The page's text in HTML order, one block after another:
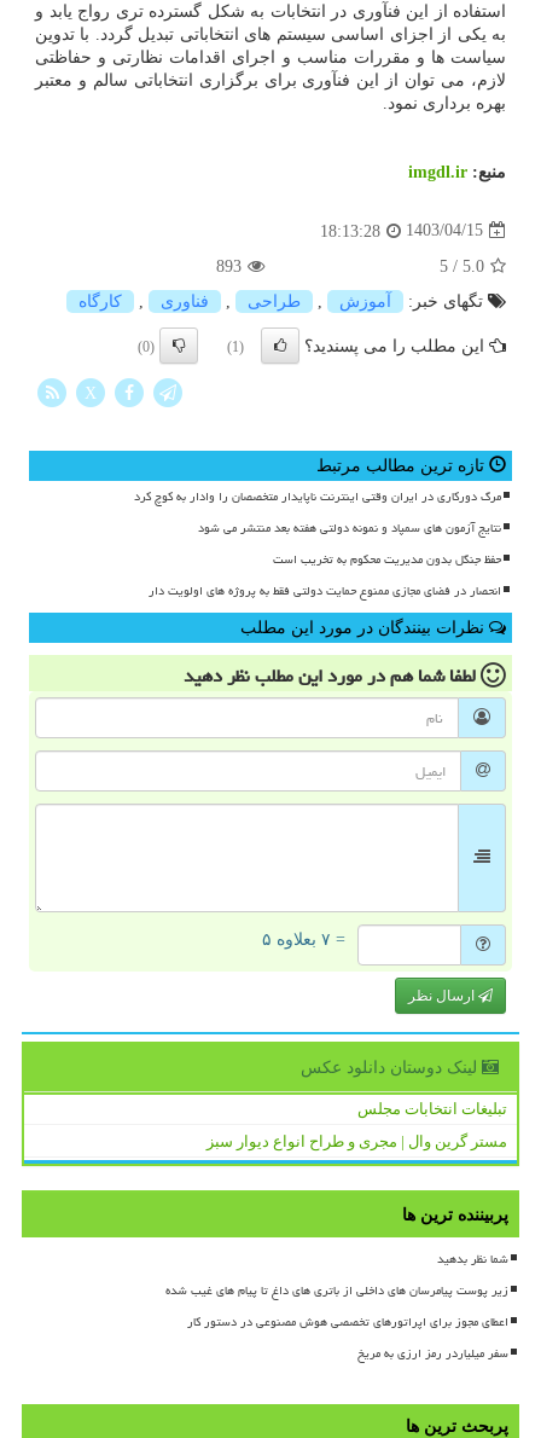
استفاده از این فنآوری در انتخابات به شکل گسترده تری رواج یابد و
به یکی از اجزای اساسی سیستم های انتخاباتی تبدیل گردد. با تدوین
سیاست ها و مقررات مناسب و اجرای اقدامات نظارتی و حفاظتی
لازم، می توان از این فنآوری برای برگزاری انتخاباتی سالم و معتبر
بهره برداری نمود.
منبع: imgdl.ir
1403/04/15
18:13:28
5.0
/
5
893
تگهای خبر:
آموزش , طراحی , فناوری , كارگاه
این مطلب را می پسندید؟ (1)
(0)
X
تازه ترین مطالب مرتبط
مرگ دورکاری در ایران وقتی اینترنت ناپایدار متخصصان را وادار به کوچ کرد
نتایج آزمون های سمپاد و نمونه دولتی هفته بعد منتشر می شود
حفظ جنگل بدون مدیریت محکوم به تخریب است
انحصار در فضای مجازی ممنوع حمایت دولتی فقط به پروژه های اولویت دار
نظرات بینندگان در مورد این مطلب
لطفا شما همدر مورد این مطلبنظر دهید
= ۷ بعلاوه ۵
ارسال نظر
لینک دوستان دانلود عكس
تبلیغات انتخابات مجلس
مستر گرین وال | مجری و طراح انواع دیوار سبز
پربیننده ترین ها
شما نظر بدهید
زیر پوست پیامرسان های داخلی از باتری های داغ تا پیام های غیب شده
اعطای مجوز برای اپراتورهای تخصصی هوش مصنوعی در دستور کار
سفر میلیاردر رمز ارزی به مریخ
پربحث ترین ها